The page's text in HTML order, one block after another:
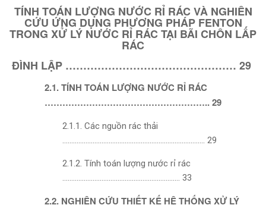
TÍNH TOÁN LƯỢNG NƯỚC RỈ RÁC VÀ NGHIÊN
CỨU ỨNG DỤNG PHƯƠNG PHÁP FENTON
TRONG XỬ LÝ NƯỚC RỈ RÁC TẠI BÃI CHÔN LẤP
RÁC
ĐÌNH LẬP ………………………………………… 29
2.1. TÍNH TOÁN LƯỢNG NƯỚC RỈ RÁC
……………………………………………….. 29
2.1.1. Các nguồn rác thải
…………………………………………………………………….. 29
2.1.2. Tính toán lượng nước rỉ rác
………………………………………………………… 33
2.2. NGHIÊN CỨU THIẾT KẾ HỆ THỐNG XỬ LÝ